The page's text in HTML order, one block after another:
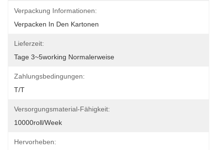
Verpackung Informationen:
Verpacken In Den Kartonen
Lieferzeit:
Tage 3~5working Normalerweise
Zahlungsbedingungen:
T/T
Versorgungsmaterial-Fähigkeit:
10000roll/week
Hervorheben: